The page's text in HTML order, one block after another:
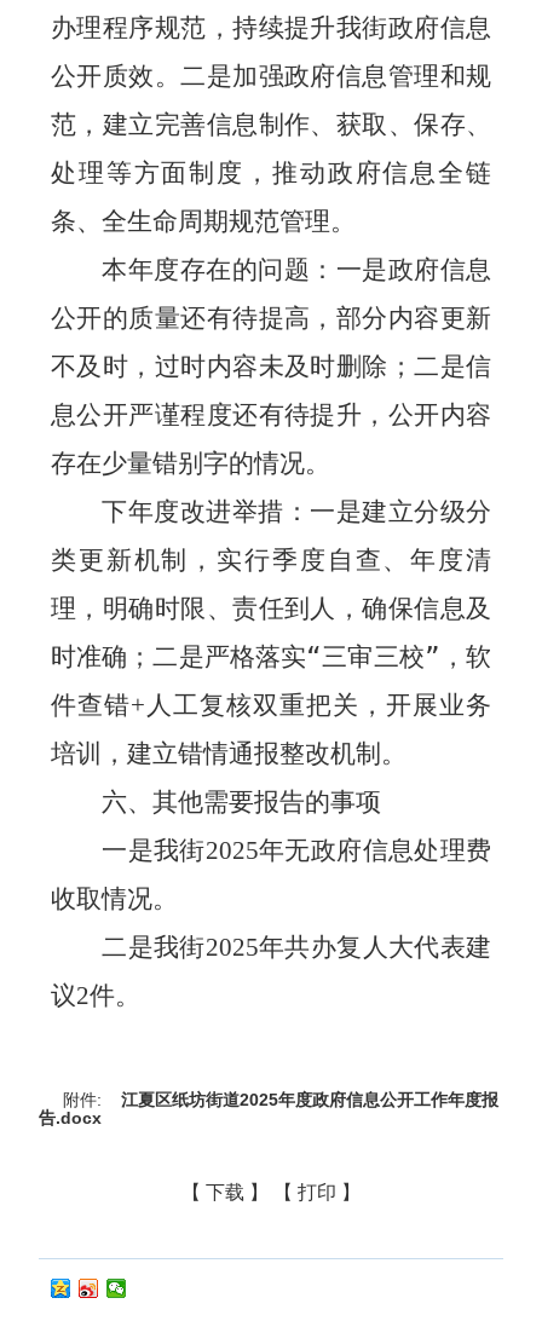
办理程序规范，持续提升我街政府信息
公开质效。二是加强政府信息管理和规
范，建立完善信息制作、获取、保存、
处理等方面制度，推动政府信息全链
条、全生命周期规范管理。
本年度存在的问题：一是政府信息
公开的质量还有待提高，部分内容更新
不及时，过时内容未及时删除；二是信
息公开严谨程度还有待提升，公开内容
存在少量错别字的情况。
下年度改进举措：一是建立分级分
类更新机制，实行季度自查、年度清
理，明确时限、责任到人，确保信息及
时准确；二是严格落实“三审三校”，软
件查错+ 人工复核双重把关，开展业务
培训，建立错情通报整改机制。
六、其他需要报告的事项
一是我街2025年无政府信息处理费
收取情况。
二是我街2025年共办复人大代表建
议2件。
附件: 江夏区纸坊街道2025年度政府信息公开工作年度报
告.docx
【 下载 】 【 打印 】